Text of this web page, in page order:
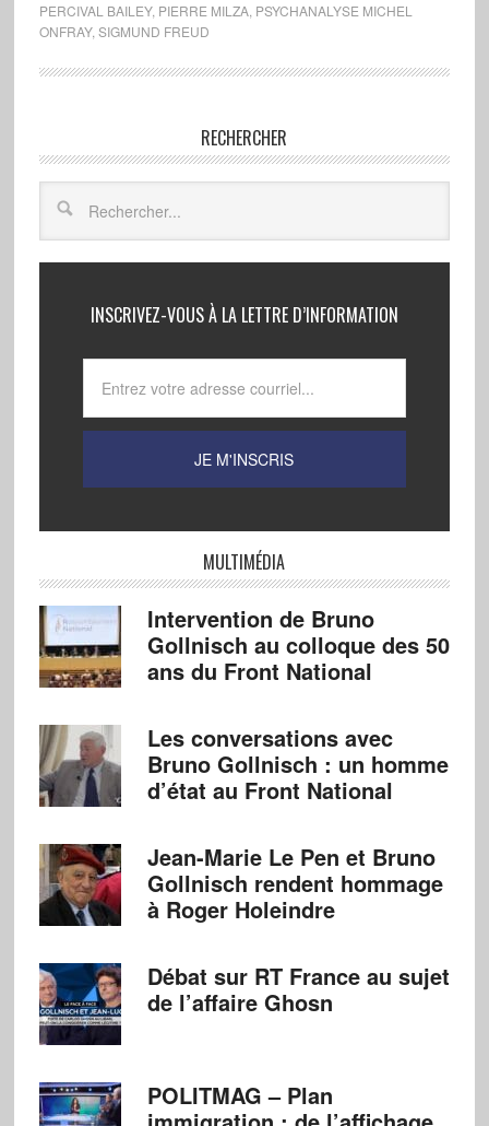
PERCIVAL BAILEY, PIERRE MILZA, PSYCHANALYSE MICHEL
ONFRAY, SIGMUND FREUD
RECHERCHER
INSCRIVEZ-VOUS À LA LETTRE D’INFORMATION
MULTIMÉDIA
Intervention de Bruno
Gollnisch au colloque des 50
ans du Front National
Les conversations avec
Bruno Gollnisch : un homme
d’état au Front National
Jean-Marie Le Pen et Bruno
Gollnisch rendent hommage
à Roger Holeindre
Débat sur RT France au sujet
de l’affaire Ghosn
POLITMAG – Plan